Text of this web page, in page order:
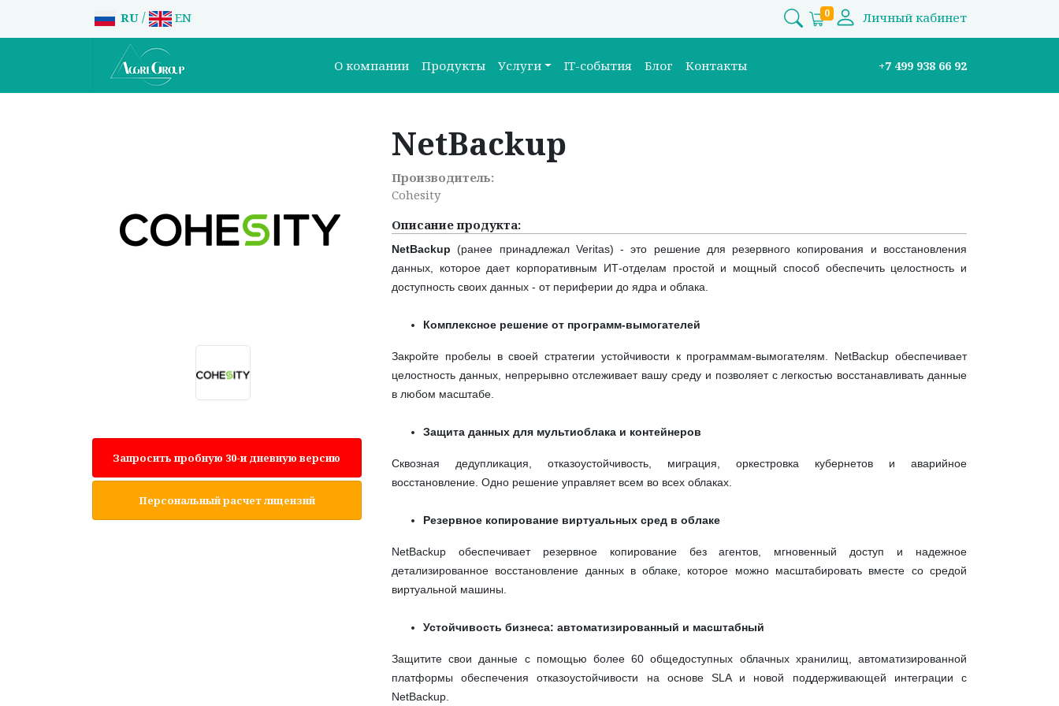
RU / EN 0 Личный кабинет
О компании Продукты Услуги IT-события Блог Контакты +7 499 938 66 92
Запросить пробную 30-и дневную версию
Персональный расчет лицензий
NetBackup
Производитель:
Cohesity
Описание продукта:
NetBackup(ранее принадлежал Veritas) - это решение для резервного копирования и восстановления
данных, которое дает корпоративным ИТ-отделам простой и мощный способ обеспечить целостность и
доступность своих данных - от периферии до ядра и облака.
Комплексное решение от программ-вымогателей
Закройте пробелы в своей стратегии устойчивости к программам-вымогателям. NetBackup обеспечивает
целостность данных, непрерывно отслеживает вашу среду и позволяет с легкостью восстанавливать данные
в любом масштабе.
Защита данных для мультиоблака и контейнеров
Сквозная дедупликация, отказоустойчивость, миграция, оркестровка кубернетов и аварийное
восстановление. Одно решение управляет всем во всех облаках.
Резервное копирование виртуальных сред в облаке
NetBackup обеспечивает резервное копирование без агентов, мгновенный доступ и надежное
детализированное восстановление данных в облаке, которое можно масштабировать вместе со средой
виртуальной машины.
Устойчивость бизнеса: автоматизированный и масштабный
Защитите свои данные с помощью более 60 общедоступных облачных хранилищ, автоматизированной
платформы обеспечения отказоустойчивости на основе SLA и новой поддерживающей интеграции с
NetBackup.